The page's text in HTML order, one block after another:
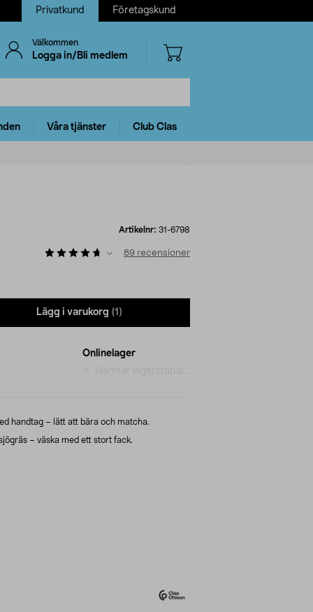
Privatkund Företagskund
Välkommen
Logga in/Bli medlem
Våra tjänster Club Clas
Artikelnr: 31-6798
89 recensioner
Lägg i varukorg (1)
Onlinelager
handtag – lätt att bära och matcha.
– väska med ett stort fack.